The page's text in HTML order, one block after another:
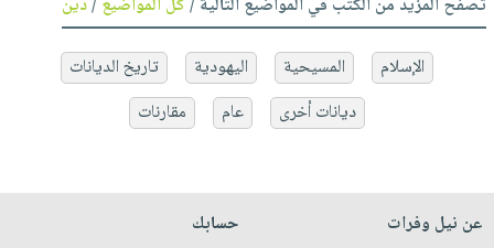
الإسلام المسيحية اليهودية
تاريخ الديانات
ديانات أخرى
عام مقارنات
عن نيل وفرات
حسابك